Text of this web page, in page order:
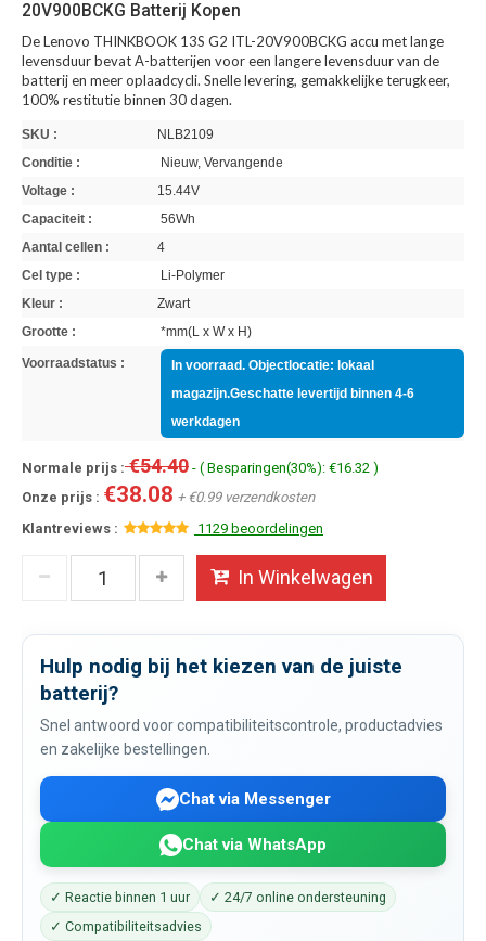
20V900BCKG Batterij Kopen
De Lenovo THINKBOOK 13S G2 ITL-20V900BCKG accu met lange
levensduur bevat A-batterijen voor een langere levensduur van de
batterij en meer oplaadcycli. Snelle levering, gemakkelijke terugkeer,
100% restitutie binnen 30 dagen.
SKU :
NLB2109
Conditie :
Nieuw, Vervangende
Voltage :
15.44V
Capaciteit :
56Wh
Aantal cellen :
4
Cel type :
Li-Polymer
Kleur :
Zwart
Grootte :
*mm(L x W x H)
Voorraadstatus :
In voorraad. Objectlocatie: lokaal
magazijn.Geschatte levertijd binnen 4-6
werkdagen
Normale prijs :€54.40 - ( Besparingen(30%): €16.32 )
Onze prijs : €38.08 + €0.99 verzendkosten
Klantreviews :
1129 beoordelingen
In Winkelwagen
Hulp nodig bij het kiezen van de juiste
batterij?
Snel antwoord voor compatibiliteitscontrole, productadvies
en zakelijke bestellingen.
Chat via Messenger
Chat via WhatsApp
✓ Reactie binnen 1 uur
✓ 24/7 online ondersteuning
✓ Compatibiliteitsadvies